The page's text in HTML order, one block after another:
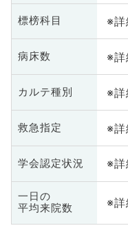
標榜科目 ※詳
病床数 ※詳
カルテ種別 ※詳
救急指定 ※詳
学会認定状況 ※詳
一日の
平均来院数
※詳